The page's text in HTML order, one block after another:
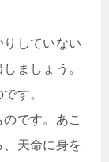
していない
ましょう。
す。
です。あこ
天命に身を